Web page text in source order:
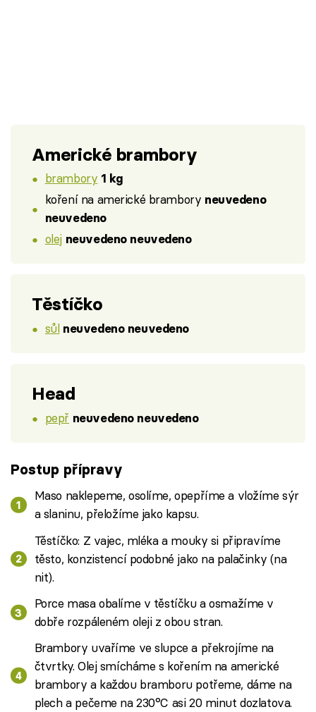
Americké brambory
brambory 1 kg
koření na americké brambory neuvedeno
neuvedeno
olej neuvedeno neuvedeno
Těstíčko
sůl neuvedeno neuvedeno
Head
pepř neuvedeno neuvedeno
Postup přípravy
Maso naklepeme, osolíme, opepříme a vložíme sýr
a slaninu, přeložíme jako kapsu.
Těstíčko: Z vajec, mléka a mouky si připravíme
těsto, konzistencí podobné jako na palačinky (na
nit).
Porce masa obalíme v těstíčku a osmažíme v
dobře rozpáleném oleji z obou stran.
Brambory uvaříme ve slupce a překrojíme na
čtvrtky. Olej smícháme s kořením na americké
brambory a každou bramboru potřeme, dáme na
plech a pečeme na 230°C asi 20 minut dozlatova.